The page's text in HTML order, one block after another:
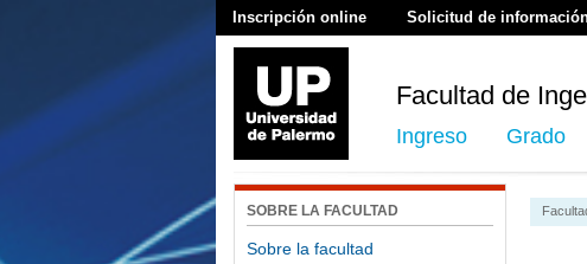
Inscripción online Solicitud de
Facultad de
Ingreso Grado
SOBRE LA FACULTAD
Sobre la facultad